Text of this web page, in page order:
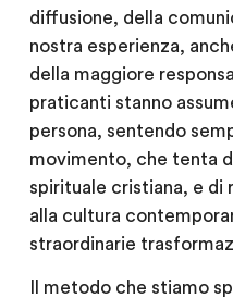
diffusione, della
nostra esperienza,
della maggiore
praticanti stanno
persona, sentendo
movimento, che tenta
spirituale cristiana, e di
alla cultura
straordinarie
Il metodo che stiamo